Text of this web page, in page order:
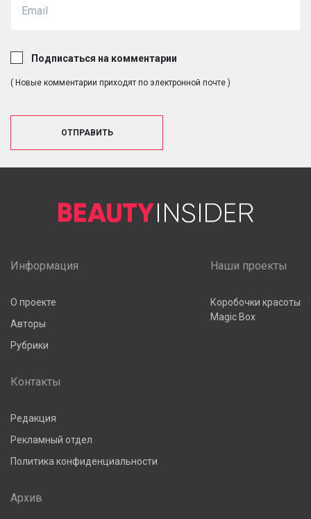
Подписаться на комментарии
( Новые комментарии приходят по электронной почте )
ОТПРАВИТЬ
Информация
О проекте
Авторы
Рубрики
Наши проекты
Коробочки красоты
Magic Box
Контакты
Редакция
Рекламный отдел
Политика конфиденциальности
Архив